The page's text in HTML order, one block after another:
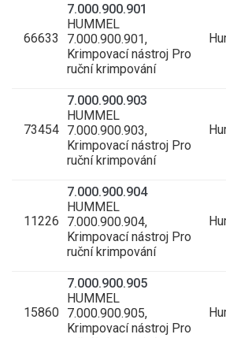
66633
7.000.900.901
HUMMEL
7.000.900.901,
Krimpovací nástroj Pro
ruční krimpování
73454
7.000.900.903
HUMMEL
7.000.900.903,
Krimpovací nástroj Pro
ruční krimpování
11226
7.000.900.904
HUMMEL
7.000.900.904,
Krimpovací nástroj Pro
ruční krimpování
15860
7.000.900.905
HUMMEL
7.000.900.905,
Krimpovací nástroj Pro